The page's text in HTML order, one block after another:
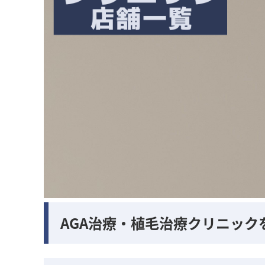
AGA治療・植毛治療クリニック